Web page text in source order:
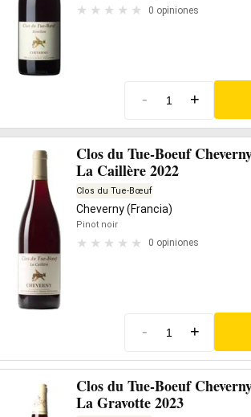
0 opiniones
- +
Clos du Tue-Boeuf
La Caillère 2022
Clos du Tue-Bœuf
Cheverny (Francia)
Pinot noir
0 opiniones
- +
Clos du Tue-Boeuf
La Gravotte 2023